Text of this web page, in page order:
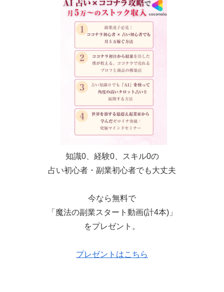
知識0、経験0、スキル0の
占い初心者・副業初心者でも大丈夫
今なら無料で
「魔法の副業スタート動画(計4本)」
をプレゼント。
プレゼントはこちら